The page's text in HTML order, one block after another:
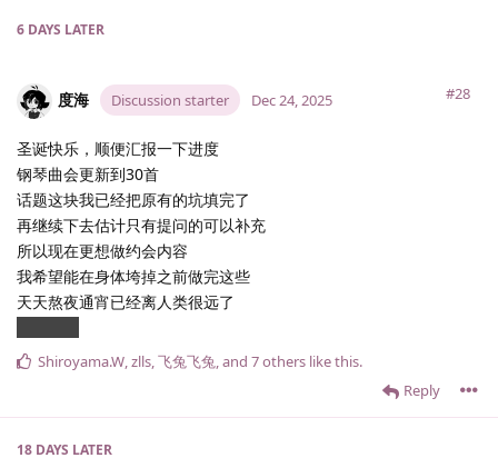
6 DAYS LATER
度海 Discussion starter #28
Dec 24, 2025
圣诞快乐，顺便汇报一下进度
钢琴曲会更新到30首
话题这块我已经把原有的坑填完了
再继续下去估计只有提问的可以补充
所以现在更想做约会内容
我希望能在身体垮掉之前做完这些
天天熬夜通宵已经离人类很远了
Reply
Shiroyama.​W,zlls,飞兔飞兔, and 7others like this.
18 DAYS LATER